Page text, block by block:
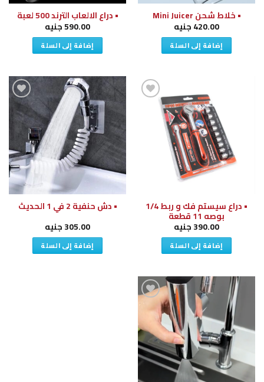
• خلاط شحن Mini Juicer
420.00جنيه
إضافة إلى السلة
• دراع الالعاب الترند 500 لعبة
590.00جنيه
إضافة إلى السلة
• دراع سيستم فك و ربط 1/4
بوصه 11 قطعة
390.00جنيه
إضافة إلى السلة
إضافة
إلى
قائمة
الرغبات
• دش حنفية 2 في 1 الحديث
305.00جنيه
إضافة إلى السلة
إضافة
إلى
قائمة
الرغبات